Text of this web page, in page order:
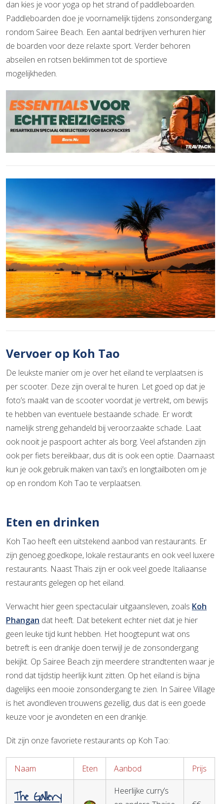
dan kies je voor yoga op het strand of paddleboarden.
Paddleboarden doe je voornamelijk tijdens zonsondergang
rondom Sairee Beach. Een aantal bedrijven verhuren hier
de boarden voor deze relaxte sport. Verder behoren
abseilen en rotsen beklimmen tot de sportieve
mogelijkheden.
Vervoer op Koh Tao
De leukste manier om je over het eiland te verplaatsen is
per scooter. Deze zijn overal te huren. Let goed op dat je
foto’s maakt van de scooter voordat je vertrekt, om bewijs
te hebben van eventuele bestaande schade. Er wordt
namelijk streng gehandeld bij veroorzaakte schade. Laat
ook nooit je paspoort achter als borg. Veel afstanden zijn
ook per fiets bereikbaar, dus dit is ook een optie. Daarnaast
kun je ook gebruik maken van taxi’s en longtailboten om je
op en rondom Koh Tao te verplaatsen.
Eten en drinken
Koh Tao heeft een uitstekend aanbod van restaurants. Er
zijn genoeg goedkope, lokale restaurants en ook veel luxere
restaurants. Naast Thais zijn er ook veel goede Italiaanse
restaurants gelegen op het eiland.
Verwacht hier geen spectaculair uitgaansleven, zoals Koh
Phangan dat heeft. Dat betekent echter niet dat je hier
geen leuke tijd kunt hebben. Het hoogtepunt wat ons
betreft is een drankje doen terwijl je de zonsondergang
bekijkt. Op Sairee Beach zijn meerdere strandtenten waar je
rond dat tijdstip heerlijk kunt zitten. Op het eiland is bijna
dagelijks een mooie zonsondergang te zien. In Sairee Village
is het avondleven trouwens gezellig, dus dat is een goede
keuze voor je avondeten en een drankje.
Dit zijn onze favoriete restaurants op Koh Tao:
Naam Eten Aanbod Prijs
The Gallery
Heerlijke curry’s